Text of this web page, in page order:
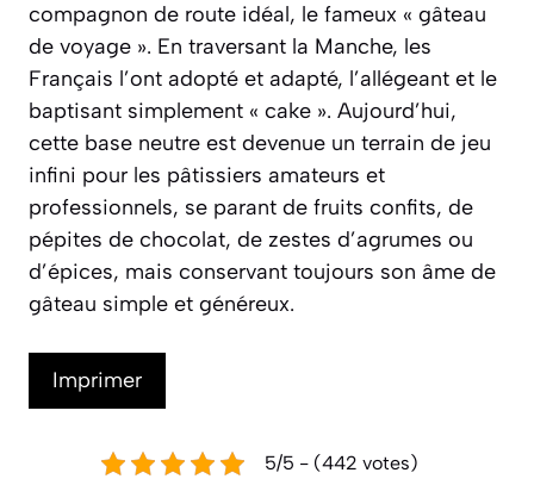
compagnon de route idéal, le fameux « gâteau
de voyage ». En traversant la Manche, les
Français l’ont adopté et adapté, l’allégeant et le
baptisant simplement « cake ». Aujourd’hui,
cette base neutre est devenue un terrain de jeu
infini pour les pâtissiers amateurs et
professionnels, se parant de fruits confits, de
pépites de chocolat, de zestes d’agrumes ou
d’épices, mais conservant toujours son âme de
gâteau simple et généreux.
Imprimer
5/5 - (442 votes)